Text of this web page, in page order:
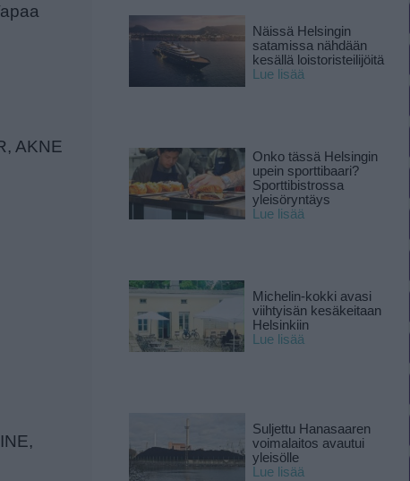
AKNE
Näissä Helsingin
satamissa nähdään
kesällä loistoristeilijöitä
Lue lisää
Onko tässä Helsingin
upein sporttibaari?
Sporttibistrossa
yleisöryntäys
Lue lisää
Michelin-kokki avasi
viihtyisän kesäkeitaan
Helsinkiin
Lue lisää
Suljettu Hanasaaren
voimalaitos avautui
yleisölle
Lue lisää